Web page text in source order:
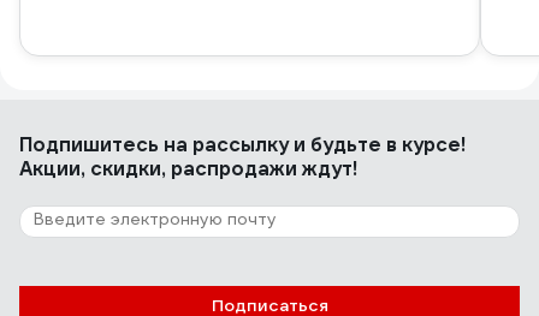
Подпишитесь на рассылкуи будьте в курсе!
Акции, скидки, распродажи ждут!
Подписаться